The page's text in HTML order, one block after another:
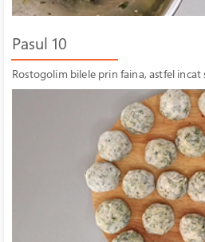
Pasul 10
Rostogolim bilele prin faina, astfel